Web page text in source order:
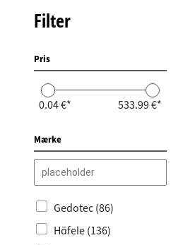
Filter
Pris
0.04 €* 533.99 €*
Mærke
Gedotec (86)
Häfele (136)